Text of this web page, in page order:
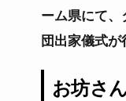
ーム県にて
団出家儀式が
お坊さ